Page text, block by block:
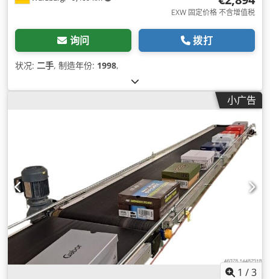
EXW 固定价格 不含增值税
询问 拨打
状况: 二手, 制造年份: 1998,
小广告
1 /3